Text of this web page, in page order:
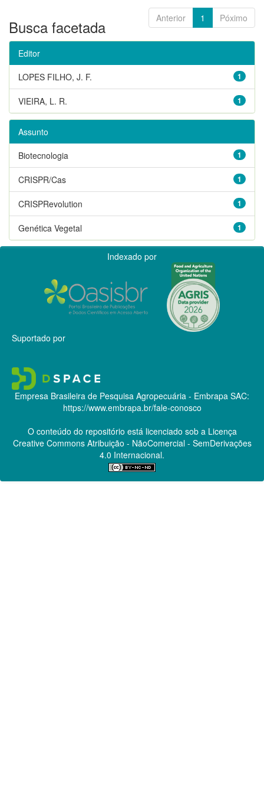
Anterior 1 Póximo
Busca facetada
Editor
1
LOPES FILHO, J. F.
1
VIEIRA, L. R.
Assunto
1
Biotecnologia
1
CRISPR/Cas
1
CRISPRevolution
1
Genética Vegetal
Indexado por
Suportado por
Empresa Brasileira de Pesquisa Agropecuária - Embrapa SAC:
https://www.embrapa.br/fale-conosco
O conteúdo do repositório está licenciado sob a Licença
Creative CommonsAtribuição - NãoComercial - SemDerivações
4.0 Internacional.